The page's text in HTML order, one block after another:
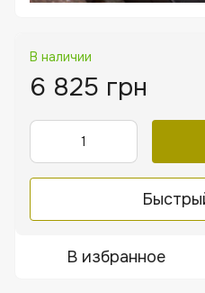
В наличии
6 825 грн
В избранное